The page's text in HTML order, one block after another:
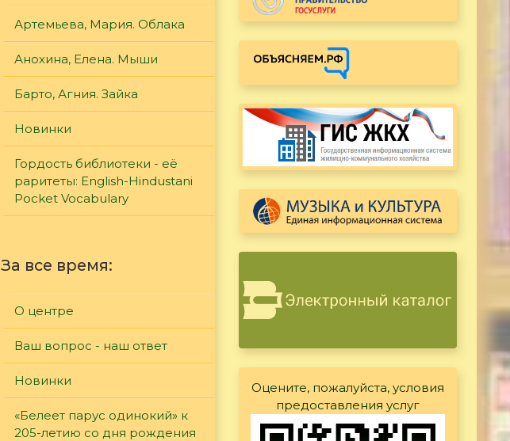
Артемьева, Мария. Облака
Анохина, Елена. Мыши
Барто, Агния. Зайка
Новинки
Гордость библиотеки - её
раритеты: English-Hindustani
Pocket Vocabulary
За все время:
О центре
Ваш вопрос - наш ответ
Новинки
«Белеет парус одинокий» к
205-летию со дня рождения
Оцените, пожалуйста, условия
предоставления услуг